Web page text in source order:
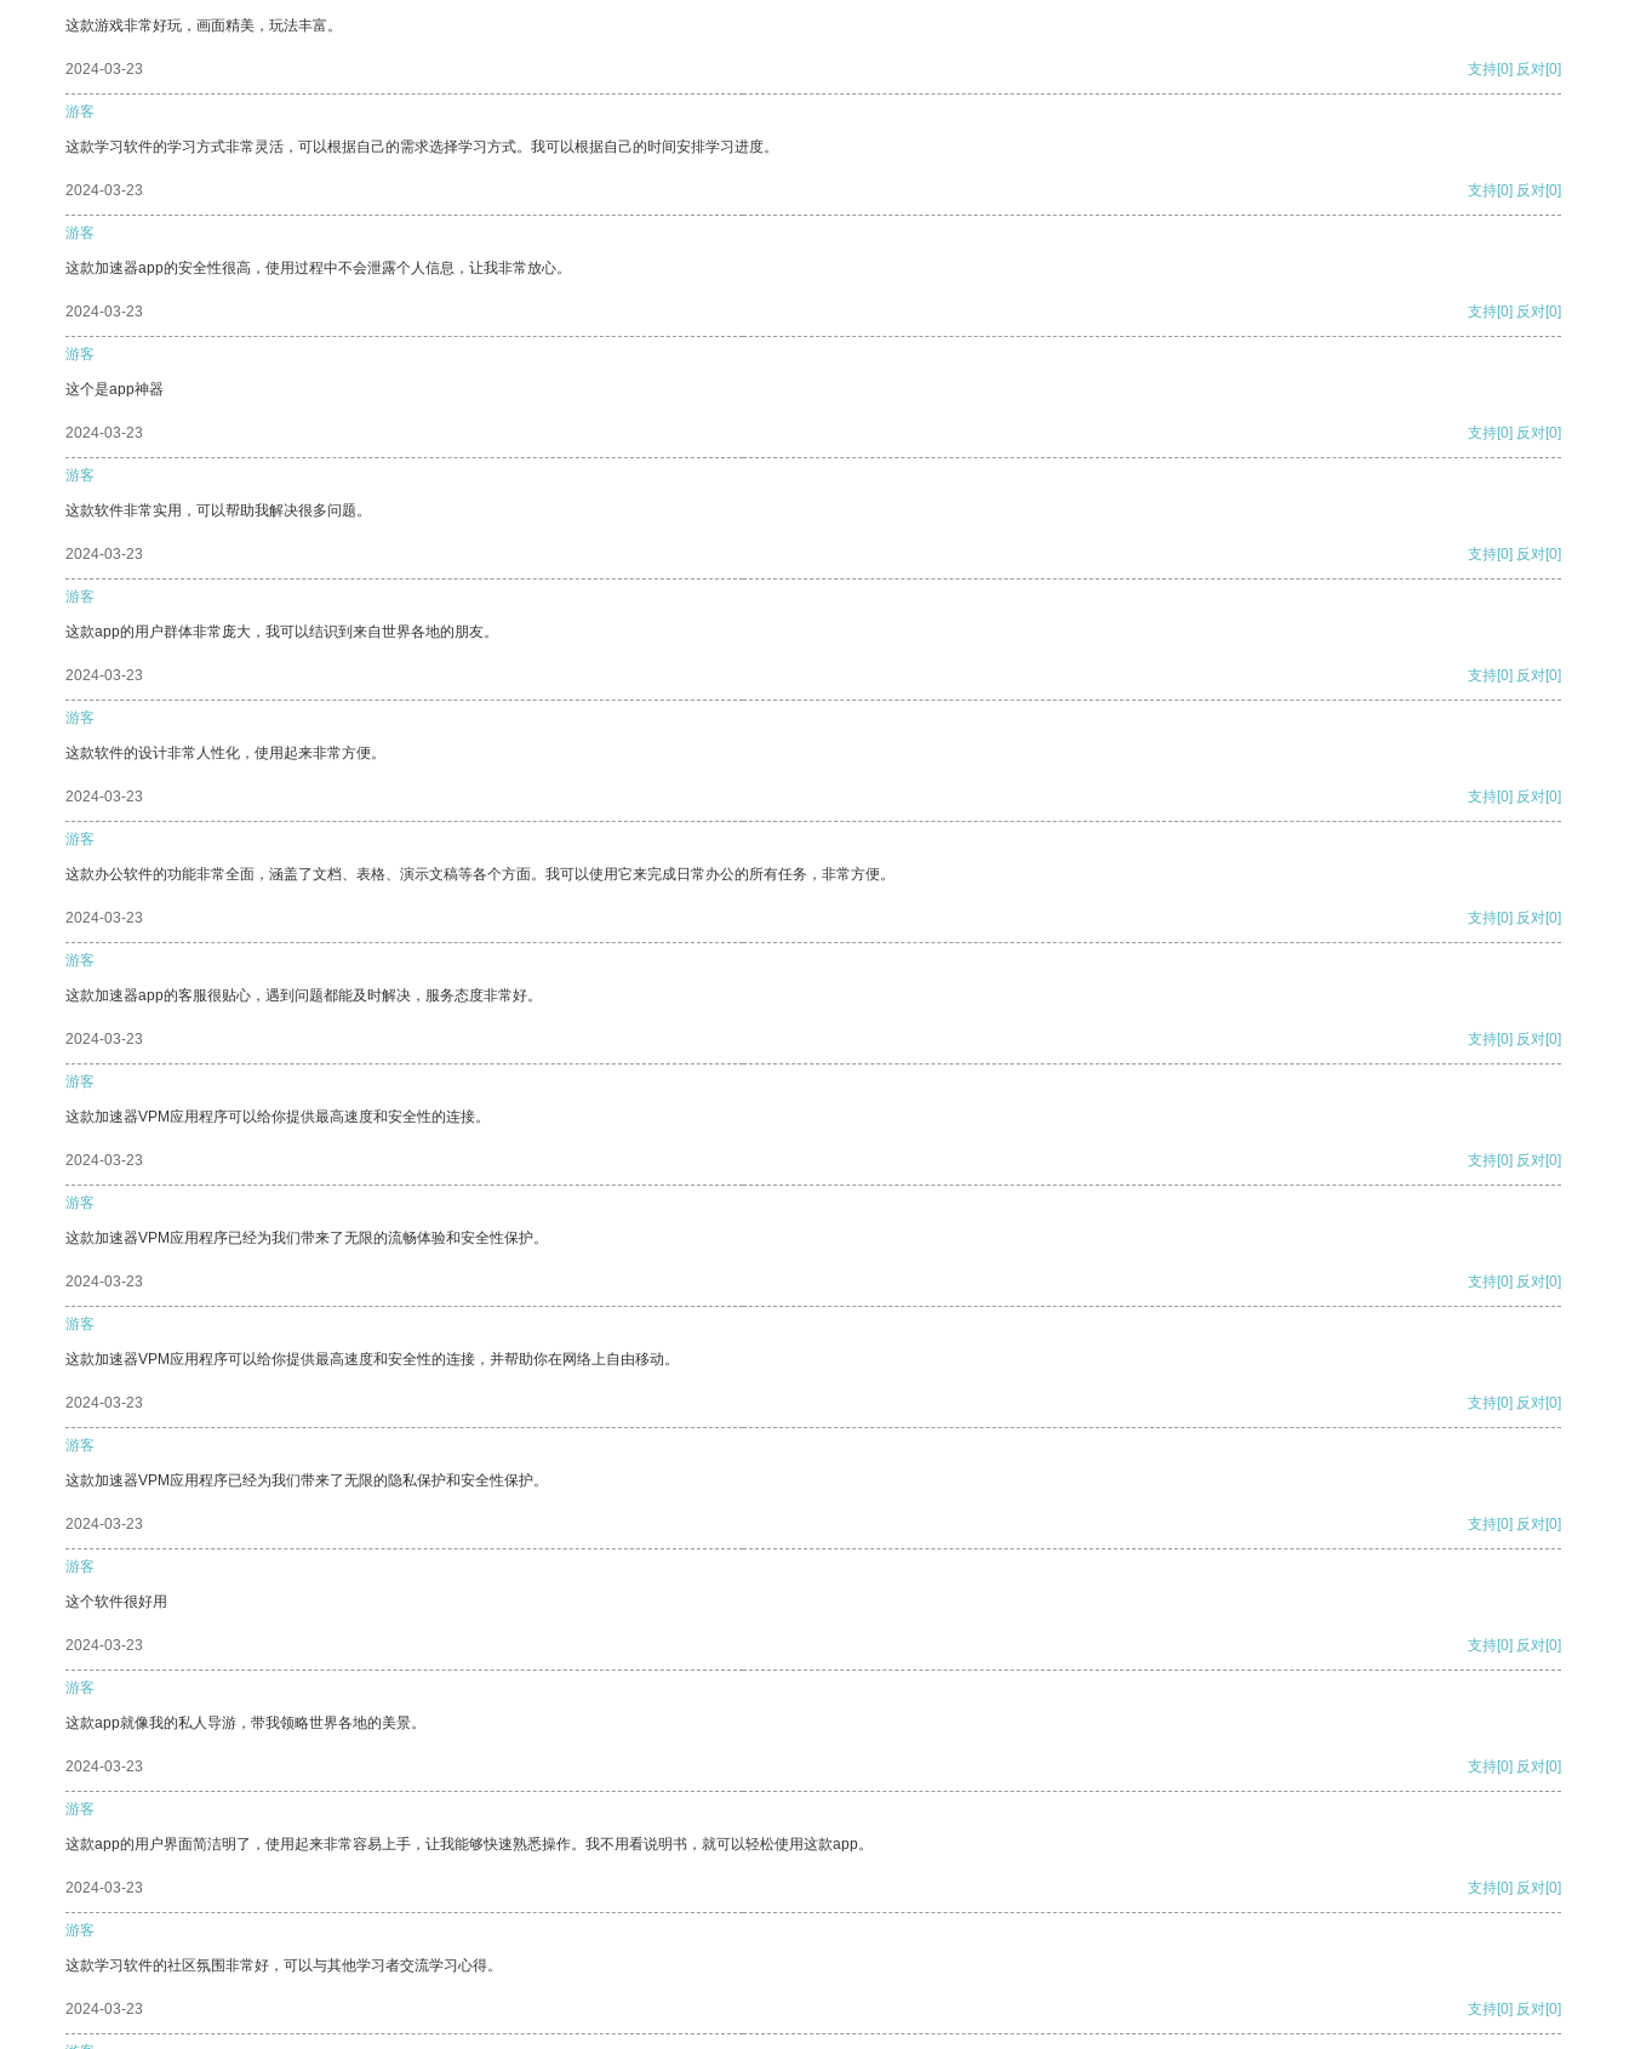
这款游戏非常好玩，画面精美，玩法丰富。
2024-03-23 支持[0] 反对[0]
游客
这款学习软件的学习方式非常灵活，可以根据自己的需求选择学习方式。我可以根据自己的时间安排学习进度。
2024-03-23 支持[0] 反对[0]
游客
这款加速器app的安全性很高，使用过程中不会泄露个人信息，让我非常放心。
2024-03-23 支持[0] 反对[0]
游客
这个是app神器
2024-03-23 支持[0] 反对[0]
游客
这款软件非常实用，可以帮助我解决很多问题。
2024-03-23 支持[0] 反对[0]
游客
这款app的用户群体非常庞大，我可以结识到来自世界各地的朋友。
2024-03-23 支持[0] 反对[0]
游客
这款软件的设计非常人性化，使用起来非常方便。
2024-03-23 支持[0] 反对[0]
游客
这款办公软件的功能非常全面，涵盖了文档、表格、演示文稿等各个方面。我可以使用它来完成日常办公的所有任务，非常方便。
2024-03-23 支持[0] 反对[0]
游客
这款加速器app的客服很贴心，遇到问题都能及时解决，服务态度非常好。
2024-03-23 支持[0] 反对[0]
游客
这款加速器VPM应用程序可以给你提供最高速度和安全性的连接。
2024-03-23 支持[0] 反对[0]
游客
这款加速器VPM应用程序已经为我们带来了无限的流畅体验和安全性保护。
2024-03-23 支持[0] 反对[0]
游客
这款加速器VPM应用程序可以给你提供最高速度和安全性的连接，并帮助你在网络上自由移动。
2024-03-23 支持[0] 反对[0]
游客
这款加速器VPM应用程序已经为我们带来了无限的隐私保护和安全性保护。
2024-03-23 支持[0] 反对[0]
游客
这个软件很好用
2024-03-23 支持[0] 反对[0]
游客
这款app就像我的私人导游，带我领略世界各地的美景。
2024-03-23 支持[0] 反对[0]
游客
这款app的用户界面简洁明了，使用起来非常容易上手，让我能够快速熟悉操作。我不用看说明书，就可以轻松使用这款app。
2024-03-23 支持[0] 反对[0]
游客
这款学习软件的社区氛围非常好，可以与其他学习者交流学习心得。
2024-03-23 支持[0] 反对[0]